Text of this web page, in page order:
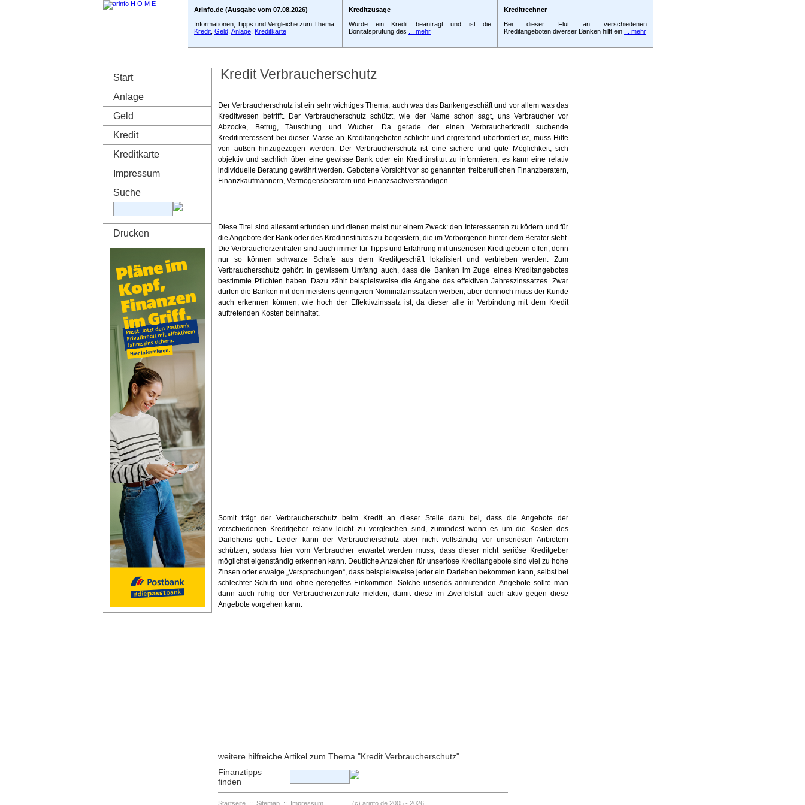
Arinfo.de (Ausgabe vom 07.08.2026)
Informationen, Tipps und Vergleiche zum Thema
Kredit Geld Anlage Kreditkarte
Kreditzusage
Wurde ein Kredit beantragt und ist die
Bonitätsprüfung des
... mehr
Kreditrechner
Bei dieser Flut an verschiedenen
Kreditangeboten diverser Banken hilft ein
... mehr
Start
Anlage
Geld
Kredit
Kreditkarte
Impressum
Suche
Drucken
Kredit Verbraucherschutz
Der Verbraucherschutz ist ein sehr wichtiges Thema, auch was das Bankengeschäft und vor allem was das
Kreditwesen betrifft. Der Verbraucherschutz schützt, wie der Name schon sagt, uns Verbraucher vor
Abzocke, Betrug, Täuschung und Wucher. Da gerade der einen Verbraucherkredit suchende
Kreditinteressent bei dieser Masse an Kreditangeboten schlicht und ergreifend überfordert ist, muss Hilfe
von außen hinzugezogen werden. Der Verbraucherschutz ist eine sichere und gute Möglichkeit, sich
objektiv und sachlich über eine gewisse Bank oder ein Kreditinstitut zu informieren, es kann eine relativ
individuelle Beratung gewährt werden. Gebotene Vorsicht vor so genannten freiberuflichen Finanzberatern,
Finanzkaufmännern, Vermögensberatern und Finanzsachverständigen.
Diese Titel sind allesamt erfunden und dienen meist nur einem Zweck: den Interessenten zu ködern und für
die Angebote der Bank oder des Kreditinstitutes zu begeistern, die im Verborgenen hinter dem Berater steht.
Die Verbraucherzentralen sind auch immer für Tipps und Erfahrung mit unseriösen Kreditgebern offen, denn
nur so können schwarze Schafe aus dem Kreditgeschäft lokalisiert und vertrieben werden. Zum
Verbraucherschutz gehört in gewissem Umfang auch, dass die Banken im Zuge eines Kreditangebotes
bestimmte Pflichten haben. Dazu zählt beispielsweise die Angabe des effektiven Jahreszinssatzes. Zwar
dürfen die Banken mit den meistens geringeren Nominalzinssätzen werben, aber dennoch muss der Kunde
auch erkennen können, wie hoch der Effektivzinssatz ist, da dieser alle in Verbindung mit dem Kredit
auftretenden Kosten beinhaltet.
Somit trägt der Verbraucherschutz beim Kredit an dieser Stelle dazu bei, dass die Angebote der
verschiedenen Kreditgeber relativ leicht zu vergleichen sind, zumindest wenn es um die Kosten des
Darlehens geht. Leider kann der Verbraucherschutz aber nicht vollständig vor unseriösen Anbietern
schützen, sodass hier vom Verbraucher erwartet werden muss, dass dieser nicht seriöse Kreditgeber
möglichst eigenständig erkennen kann. Deutliche Anzeichen für unseriöse Kreditangebote sind viel zu hohe
Zinsen oder etwaige „Versprechungen“, dass beispielsweise jeder ein Darlehen bekommen kann, selbst bei
schlechter Schufa und ohne geregeltes Einkommen. Solche unseriös anmutenden Angebote sollte man
dann auch ruhig der Verbraucherzentrale melden, damit diese im Zweifelsfall auch aktiv gegen diese
Angebote vorgehen kann.
weitere hilfreiche Artikel zum Thema "Kredit Verbraucherschutz"
Finanztipps
finden
Startseite :: Sitemap :: Impressum (c) arinfo.de 2005 - 2026